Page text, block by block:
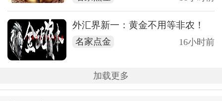
外汇界新一：黄金不用等非农！
名家点金 16小时前
加载更多